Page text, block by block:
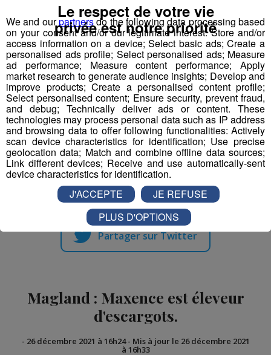
Partager sur Facebook
Partager sur Twitter
Magland : Maxence est éleveur
d'escargots.
- 26 décembre 2021 à 16h24- Mis à jour le 26 décembre 2021
à 16h33
We and ourpartnersdo the following data processing based
on your consent and/or our legitimate interest: Store and/or
access information on a device; Select basic ads; Create a
personalised ads profile; Select personalised ads; Measure
ad performance; Measure content performance; Apply
market research to generate audience insights; Develop and
improve products; Create a personalised content profile;
Select personalised content; Ensure security, prevent fraud,
and debug; Technically deliver ads or content. These
technologies may process personal data such as IP address
and browsing data to offer following functionalities: Actively
scan device characteristics for identification; Use precise
geolocation data; Match and combine offline data sources;
Link different devices; Receive and use automatically-sent
device characteristics for identification.
Le respect de votre vie
privée est notre priorité
J'ACCEPTE
JE REFUSE
PLUS D'OPTIONS